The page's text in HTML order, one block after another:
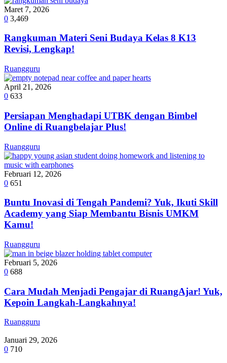
Maret 7, 2026
0 3,469
Rangkuman Materi Seni Budaya Kelas 8 K13
Revisi, Lengkap!
Ruangguru
April 21, 2026
0 633
Persiapan Menghadapi UTBK dengan Bimbel
Online di Ruangbelajar Plus!
Ruangguru
Februari 12, 2026
0 651
Buntu Inovasi di Tengah Pandemi? Yuk, Ikuti Skill
Academy yang Siap Membantu Bisnis UMKM
Kamu!
Ruangguru
Februari 5, 2026
0 688
Cara Mudah Menjadi Pengajar di RuangAjar! Yuk,
Kepoin Langkah-Langkahnya!
Ruangguru
Januari 29, 2026
0 710